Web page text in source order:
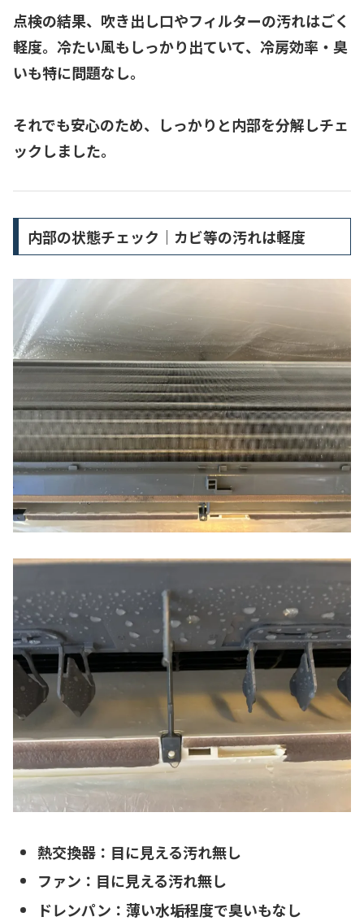
点検の結果、吹き出し口やフィルターの汚れはごく
軽度。冷たい風もしっかり出ていて、冷房効率・臭
いも特に問題なし。
それでも安心のため、しっかりと内部を分解しチェ
ックしました。
内部の状態チェック｜カビ等の汚れは軽度
熱交換器：目に見える汚れ無し
ファン：目に見える汚れ無し
ドレンパン：薄い水垢程度で臭いもなし